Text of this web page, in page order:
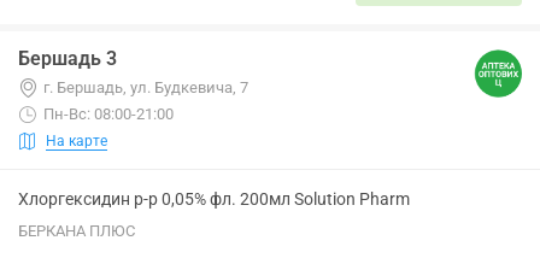
Бершадь 3
г. Бершадь, ул. Будкевича, 7
Пн-Вс: 08:00-21:00
На карте
Хлоргексидин р-р 0,05% фл. 200мл Solution Pharm
БЕРКАНА ПЛЮС